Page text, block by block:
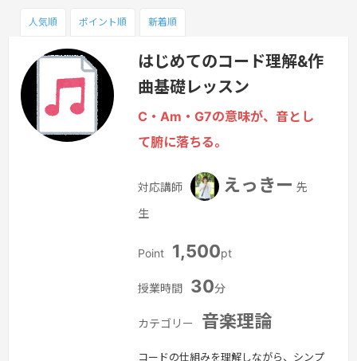
人気順 ポイント順 新着順
はじめてのコード理解&作
曲基礎レッスン
C・Am・G7の意味が、音とし
て腑に落ちる。
対応講師 えっきー 先
生
Point 1,500pt
授業時間 30分
カテゴリー 音楽理論
コードの仕組みを理解しながら、シンプ